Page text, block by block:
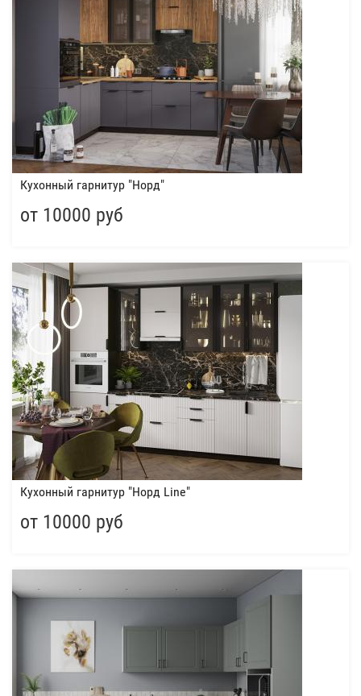
Кухонный гарнитур "Норд"
от 10000 руб
Кухонный гарнитур "Норд Line"
от 10000 руб